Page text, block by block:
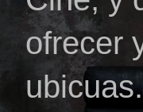
ofrecer